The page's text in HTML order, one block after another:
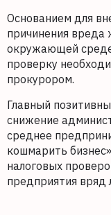
Основанием для
причинения
окружающей
проверку
прокурором.
Главный
снижение
среднее
кошмарить
налоговых
предприятия вряд